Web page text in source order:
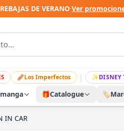
DE VERANO·Ver
🩹Los Imperfectos | ✨DISNEY
manga 🎁Catalogue 🏷️
IN CAR